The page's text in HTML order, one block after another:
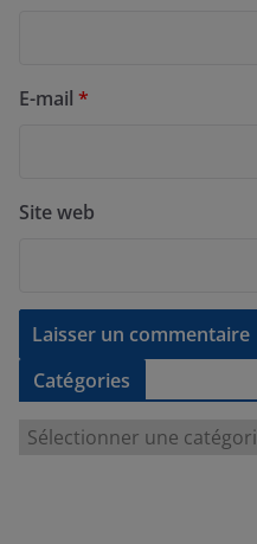
E-mail *
Site web
Catégories